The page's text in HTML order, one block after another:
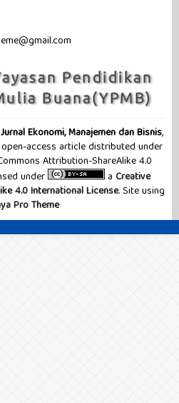
Ekonomi, Manajemen dan Bisnis,
access article distributed under
Attribution-ShareAlike 4.0
under
a Creative
4.0 International License. Site using
Pro Theme